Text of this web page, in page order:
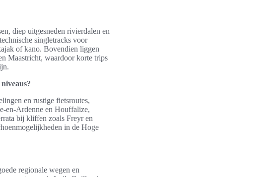
diep uitgesneden rivierdalen en
singletracks voor
of kano. Bovendien liggen
Maastricht, waardoor korte trips
en rustige fietsroutes,
en-Ardenne en Houffalize,
bij kliffen zoals Freyr en
in de Hoge
regionale wegen en